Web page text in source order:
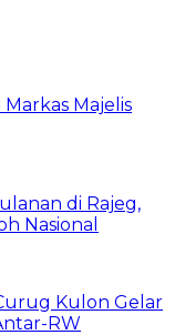
Majelis
di Rajeg,
Nasional
Kulon Gelar
RW